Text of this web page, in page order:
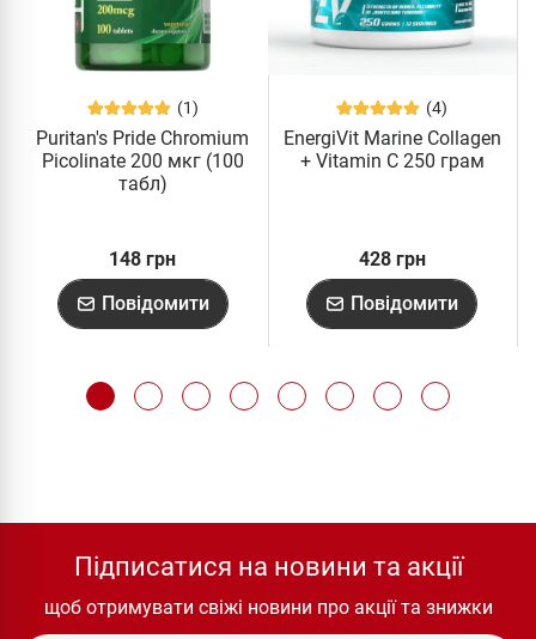
(1)
Puritan's Pride Chromium
Picolinate 200 мкг (100
табл)
148 грн
Повідомити
(4)
EnergiVit Marine Collagen
+ Vitamin C 250 грам
428 грн
Повідомити
Підписатися на новини та акції
щоб отримувати свіжі новини про акції та знижки